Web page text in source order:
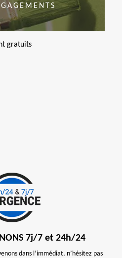
gratuits
7j/7 et 24h/24
dans l’immédiat, n’hésitez pas